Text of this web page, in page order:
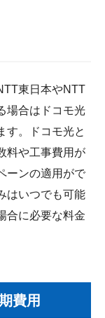
東日本やNTT
場合はドコモ光
す。ドコモ光と
料や工事費用が
ーンの適用がで
はいつでも可能
合に必要な料金
費用